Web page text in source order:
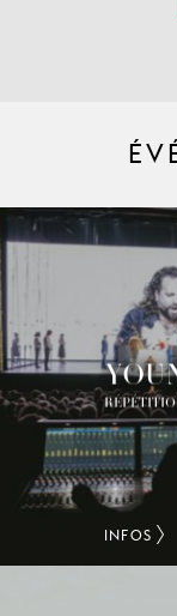
INFOS